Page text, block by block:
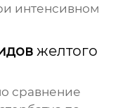
интенсивном
желтого
сравнение